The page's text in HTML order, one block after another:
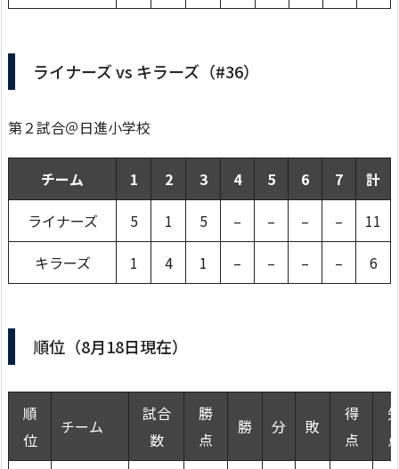
ライナーズ vs キラーズ（#36）
第２試合＠日進小学校
チーム 1 2 3 4 5 6 7
計
ライナーズ
5 1 5 – – – –
11
キラーズ
1 4 1 – – – – 6
順位（8月18日現在）
順
位
チーム
試合
数
勝
点
勝 分 敗
得
点